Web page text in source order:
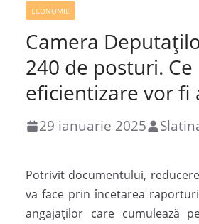
ECONOMIE
Camera
240 de posturi.
eficientizare vor fi
29 ianuarie 2025
Potrivit documentului,
va face prin încetarea
angajaților care cumulează